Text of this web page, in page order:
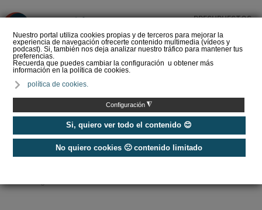
Nuestro portal utiliza cookies propias y de terceros para mejorar la
experiencia de navegación ofrecerte contenido multimedia (vídeos y
podcast). Si, también nos deja analizar nuestro tráfico para mantener tus
preferencias.
Recuerda que puedes cambiar la configuración u obtener más
información en la política de cookies.
política de cookies.
Configuración ◮
Si, quiero ver todo el contenido 😊
No quiero cookies 🙁 contenido limitado
PRESUPUESTOS
¿Qué debes saber?
Baño y agua
/